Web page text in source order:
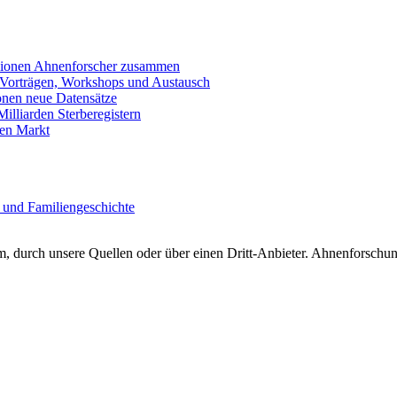
Ahnenforscher zusammen
Workshops und Austausch
neue Datensätze
Sterberegistern
Markt
Familiengeschichte
unsere Quellen oder über einen Dritt-Anbieter.